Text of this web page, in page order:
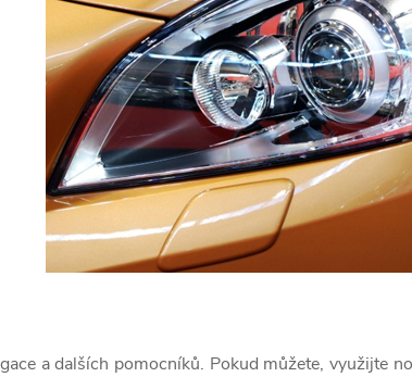
a dalších pomocníků. Pokud můžete, využijte